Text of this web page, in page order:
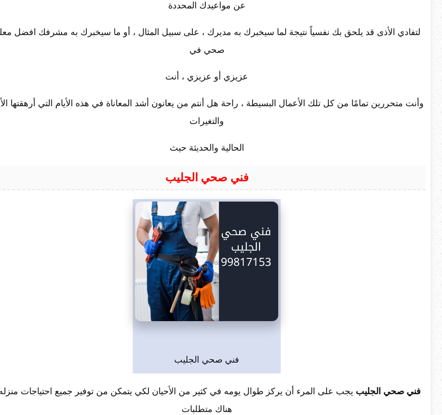
عن مواعيدك المحددة
لتفادي الأذى قد يلحق بك نفسياً نتيجة لما سيخبرك به مديرك ، على سبيل المثال ، أو ما سيخبرك به مشرفك افضل
صحي في
عزيزي أو عزيزي ، أنت
وأنت متحررين تمامًا من كل تلك الأعمال البسيطة ، راحة هل أنتم من يعانون أشد المعاناة في هذه الأيام التي أرهقتها
والتغيرات
الحالية والحديثة حيث
فني صحي الجليب
فني صحي الجليب
فني صحي الجليب يجب على المرء أن يركز طوال يومه في كثير من الأحيان لكي يتمكن من توفير جميع احتياجات
هناك متطلبات